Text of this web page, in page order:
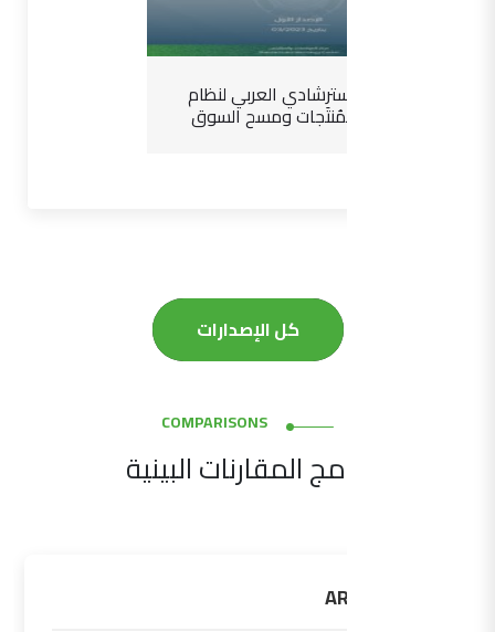
الدليل الاسترشادي العربي لنظام
سلامة المُنتَجات ومسح السوق
كل الإصدارات
COMPARISONS
برامج المقارنات البينية
ARAMET.L-K5